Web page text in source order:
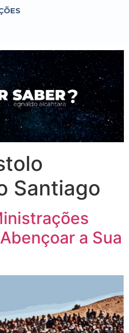
Santiago
a Sua